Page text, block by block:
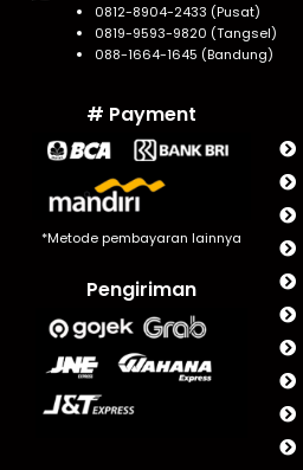
0812-8904-2433 (Pusat)
0819-9593-9820 (Tangsel)
088-1664-1645 (Bandung)
# Payment
*Metode pembayaran lainnya
Pengiriman